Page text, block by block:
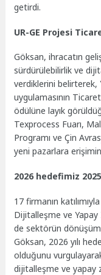
getirdi.
UR-GE Projesi
Göksan, ihracatın
sürdürülebilirlik ve
verdiklerini belirterek,
uygulamasının
ödülüne layık
Texprocess Fuarı,
Programı ve Çin
yeni pazarlara
2026 hedefimiz
17 firmanın
Dijitalleşme ve Yapay
de sektörün
Göksan, 2026 yılı
olduğunu
dijitalleşme ve yapay